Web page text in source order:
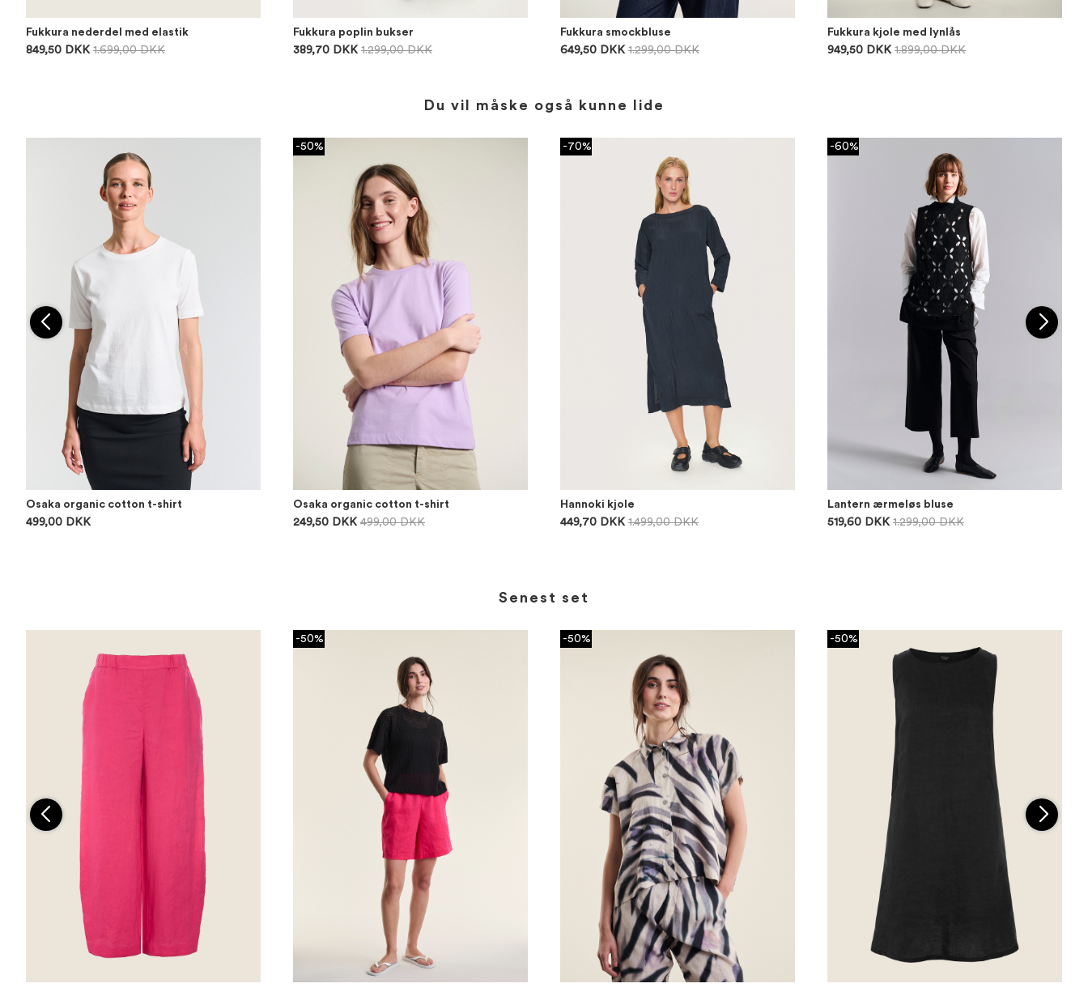
Fukkura nederdel med elastik
849,50 DKK 1.699,00 DKK
Fukkura poplin bukser
389,70 DKK 1.299,00 DKK
Fukkura smockbluse
649,50 DKK 1.299,00 DKK
Fukkura kjole med lynlås
949,50 DKK 1.899,00 DKK
Du vil måske også kunne lide
Osaka organic cotton t-shirt
499,00 DKK
-50%
Osaka organic cotton t-shirt
249,50 DKK 499,00 DKK
-70%
Hannoki kjole
449,70 DKK 1.499,00 DKK
-60%
Lantern ærmeløs bluse
519,60 DKK 1.299,00 DKK
Senest set
-50% -50% -50%